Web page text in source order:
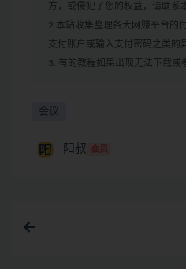
方，或侵犯了您的权益，请联系
2.本站收集整理各大网赚平台的
支付账户或输入支付密码之类的
3. 有的教程如果出现无法下载或
会议
阳叔 会员